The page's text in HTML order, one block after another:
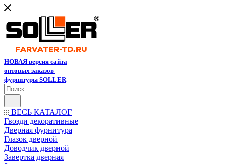
НОВАЯ версия сайта
оптовых заказов
фурнитуры SOLLER
ВЕСЬ КАТАЛОГ
Гвозди декоративные
Дверная фурнитура
Глазок дверной
Доводчик дверной
Завертка дверная